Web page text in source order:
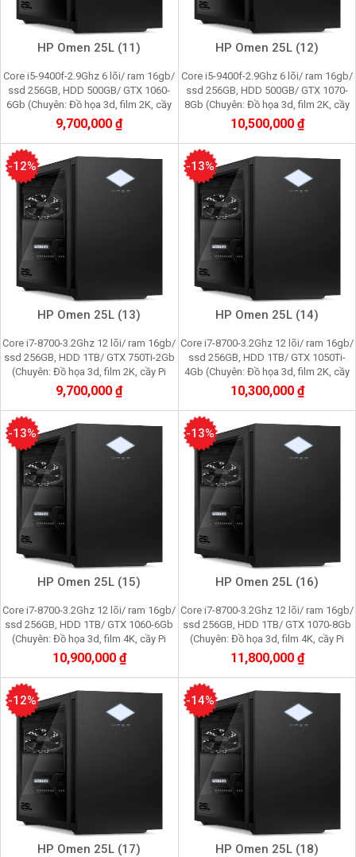
HP Omen 25L (11)
Core i5-9400f-2.9Ghz 6 lõi/ ram 16gb/
ssd 256GB, HDD 500GB/ GTX 1060-
6Gb (Chuyên: Đồ họa 3d, film 2K, cầy
Pi node, youtube, facebook, gaming)
9,700,000 ₫
HP Omen 25L (12)
Core i5-9400f-2.9Ghz 6 lõi/ ram 16gb/
ssd 256GB, HDD 500GB/ GTX 1070-
8Gb (Chuyên: Đồ họa 3d, film 2K, cầy
Pi node, youtube, facebook, gaming)
10,500,000 ₫
HP Omen 25L (13)
Core i7-8700-3.2Ghz 12 lõi/ ram 16gb/
ssd 256GB, HDD 1TB/ GTX 750Ti-2Gb
(Chuyên: Đồ họa 3d, film 2K, cầy Pi
node, youtube, facebook, gaming)
9,700,000 ₫
-12%
HP Omen 25L (14)
Core i7-8700-3.2Ghz 12 lõi/ ram 16gb/
ssd 256GB, HDD 1TB/ GTX 1050Ti-
4Gb (Chuyên: Đồ họa 3d, film 2K, cầy
Pi node, youtube, facebook, gaming)
10,300,000 ₫
-13%
HP Omen 25L (15)
Core i7-8700-3.2Ghz 12 lõi/ ram 16gb/
ssd 256GB, HDD 1TB/ GTX 1060-6Gb
(Chuyên: Đồ họa 3d, film 4K, cầy Pi
node, youtube, facebook, gaming)
10,900,000 ₫
-13%
HP Omen 25L (16)
Core i7-8700-3.2Ghz 12 lõi/ ram 16gb/
ssd 256GB, HDD 1TB/ GTX 1070-8Gb
(Chuyên: Đồ họa 3d, film 4K, cầy Pi
node, youtube, facebook, gaming)
11,800,000 ₫
-13%
HP Omen 25L (17)
-12%
HP Omen 25L (18)
-14%